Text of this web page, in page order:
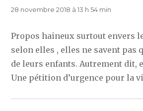
28 novembre 2018 à 13 h 54 min
Propos haineux surtout envers
selon elles , elles ne savent pas
de leurs enfants. Autrement dit,
Une pétition d’urgence pour la